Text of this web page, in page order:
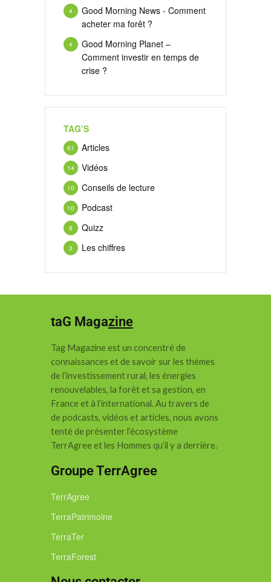
Good Morning News - Comment
acheter ma forêt ?
4
Good Morning Planet –
Comment investir en temps de
crise ?
4
TAG’S
Articles
61
Vidéos
14
Conseils de lecture
10
Podcast
10
Quizz
8
Les chiffres
3
taG Magazine
Tag Magazine est un concentré de
connaissances et de savoir sur les thèmes
de l’investissement rural, les énergies
renouvelables, la forêt et sa gestion, en
France et à l’international.Au travers de
de podcasts, vidéos et articles, nous avons
tenté de présenter l’écosystème
TerrAgree et les Hommes qu’il y a derrière.
Groupe TerrAgree
TerrAgree
TerraPatrimoine
TerraTer
TerraForest